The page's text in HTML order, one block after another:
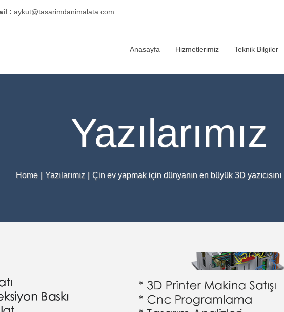
: aykut@tasarimdanimalata.com
Anasayfa Hizmetlerimiz Teknik Bilgiler
Yazılarımız
Home | Yazılarımız | Çin ev yapmak için dünyanın en büyük 3D